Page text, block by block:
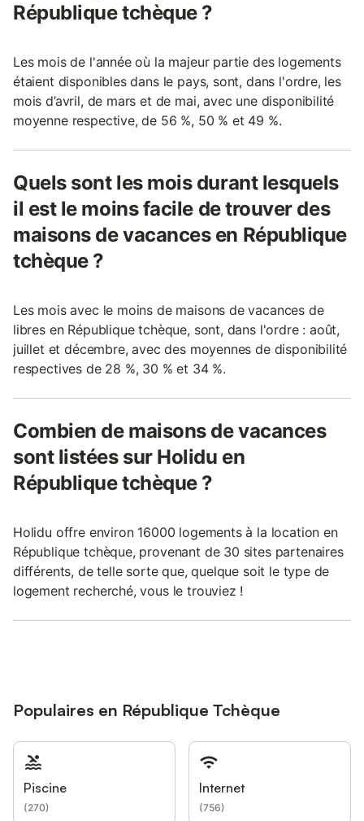
République tchèque ?
Les mois de l'année où la majeur partie des logements
étaient disponibles dans le pays, sont, dans l'ordre, les
mois d’avril, de mars et de mai, avec une disponibilité
moyenne respective, de 56 %, 50 % et 49 %.
Quels sont les mois durant lesquels
il est le moins facile de trouver des
maisons de vacances en République
tchèque ?
Les mois avec le moins de maisons de vacances de
libres en République tchèque, sont, dans l'ordre : août,
juillet et décembre, avec des moyennes de disponibilité
respectives de 28 %, 30 % et 34 %.
Combien de maisons de vacances
sont listées sur Holidu en
République tchèque ?
Holidu offre environ 16000 logements à la location en
République tchèque, provenant de 30 sites partenaires
différents, de telle sorte que, quelque soit le type de
logement recherché, vous le trouviez !
Populaires en République Tchèque
Piscine
(270)
Internet
(756)